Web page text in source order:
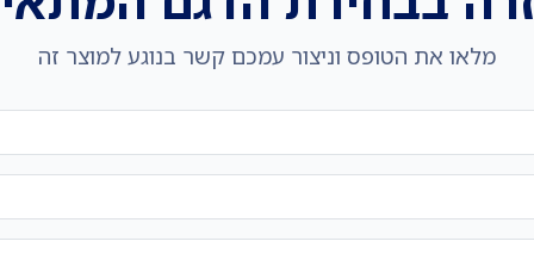
מלאו את הטופס וניצור עמכם קשר בנוגע למוצר זה